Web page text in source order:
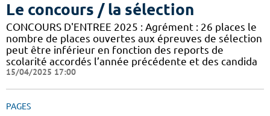
Le concours / la sélection
CONCOURS D'ENTREE 2025 : Agrément : 26 places le
nombre de places ouvertes aux épreuves de sélection
peut être inférieur en fonction des reports de
scolarité accordés l’année précédente et des candida
15/04/2025 17:00
PAGES